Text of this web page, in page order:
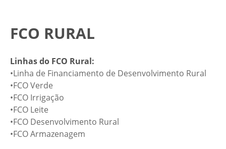
FCO RURAL
Linhas do FCO Rural:
•Linha de Financiamento de Desenvolvimento Rural
•FCO Verde
•FCO Irrigação
•FCO Leite
•FCO Desenvolvimento Rural
•FCO Armazenagem